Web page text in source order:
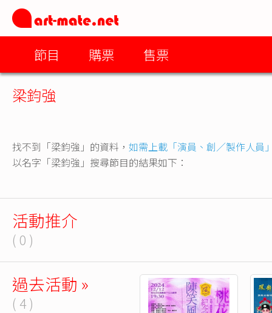
節目 購票 售票
梁鈞強
找不到「梁鈞強」的資料， 如需上載「演員、創／製作人員
以名字「梁鈞強」搜尋節目的結果如下：
活動推介
( 0 )
過去活動 »
( 4 )